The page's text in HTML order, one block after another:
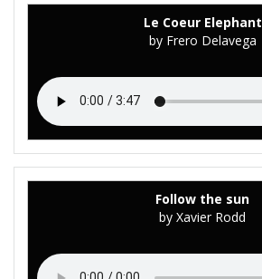
Le Coeur Elephant
by Frero Delavega
Follow the sun
by Xavier Rodd